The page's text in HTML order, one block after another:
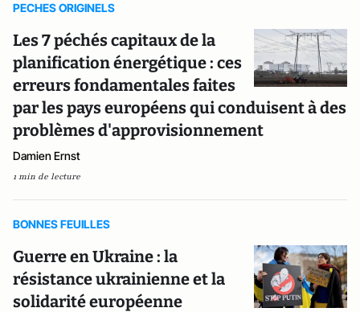
PECHES ORIGINELS
Les 7 péchés capitaux de la
planification énergétique : ces
erreurs fondamentales faites
par les pays européens qui conduisent à des
problèmes d'approvisionnement
Damien Ernst
1 min de lecture
BONNES FEUILLES
Guerre en Ukraine : la
résistance ukrainienne et la
solidarité européenne